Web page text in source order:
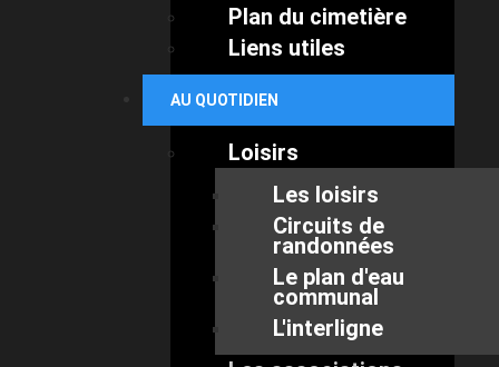
Plan du cimetière
Liens utiles
AU QUOTIDIEN
Loisirs
Les loisirs
Circuits de
randonnées
Le plan d'eau
communal
L'interligne